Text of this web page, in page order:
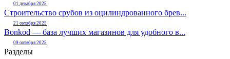
01 декабря 2025
Строительство срубов из оцилиндрованного брев...
21 октября 2025
Bonkod — база лучших магазинов для удобного в...
09 октября 2025
Разделы